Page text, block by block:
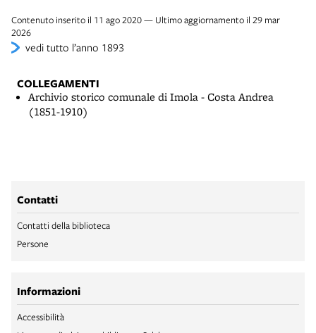
Contenuto inserito il 11 ago 2020 — Ultimo aggiornamento il 29 mar
2026
vedi tutto l’anno 1893
COLLEGAMENTI
Archivio storico comunale di Imola - Costa Andrea
(1851-1910)
Contatti
Contatti della biblioteca
Persone
Informazioni
Accessibilità